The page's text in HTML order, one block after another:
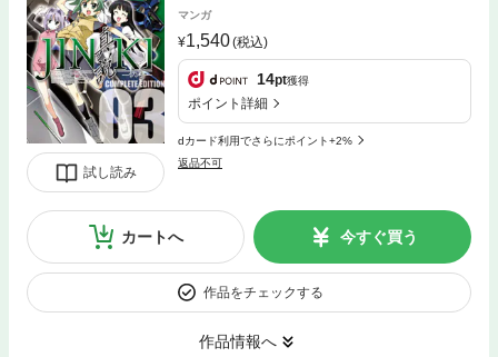
試し読み
マンガ
1,540(税込)
14pt獲得
ポイント詳細
dカード利用でさらにポイント+2%
返品不可
カートへ 今すぐ買う
作品をチェックする
作品情報へ